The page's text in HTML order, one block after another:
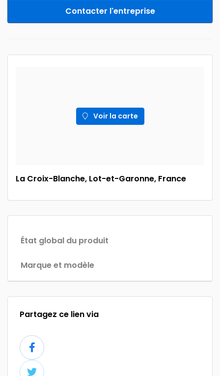
Contacter l'entreprise
Voir la carte
La Croix-Blanche, Lot-et-Garonne, France
État global du produit
Marque et modèle
Partagez ce lien via